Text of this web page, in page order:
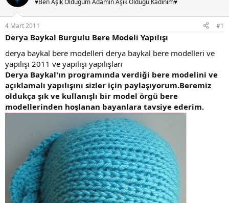
u
y
u
b
a
l
a
t
a
n
a
ı
ç
t
a
r
i
h
i
♥Ben Aşık Olduğum Adamın Aşık Olduğu Kadınım♥
4 Mart 2011 #1
Derya Baykal Burgulu Bere Modeli Yapılışı
derya baykal bere modelleri derya baykal bere modelleri ve
yapılışı 2011 ve yapılışı yapılışları
Derya Baykal'ın programında verdiği bere modelini ve
açıklamalı yapılışını sizler için paylaşıyorum.Beremiz
oldukça şık ve kullanışlı bir model örgü bere
modellerinden hoşlanan bayanlara tavsiye ederim.